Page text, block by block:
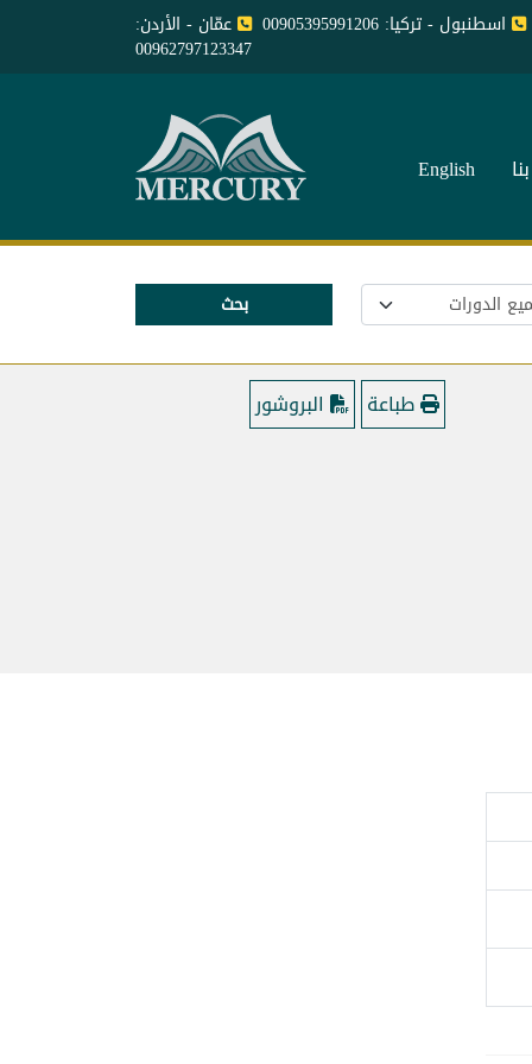
اسطنبول - تركيا: 00905395991206 عمّان - الأردن:
00962797123347
English
بحث
طباعة البروشور